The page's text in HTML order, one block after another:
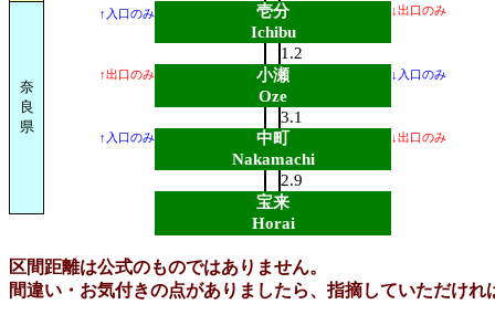
奈
良
県
↑入口のみ 壱分 ↓出口のみ
Ichibu
1.2
↑出口のみ 小瀬 ↓入口のみ
Oze
3.1
↑入口のみ 中町 ↓出口のみ
Nakamachi
2.9
宝来
Horai
区間距離は公式のものではありません。
間違い・お気付きの点がありましたら、指摘していただけれ